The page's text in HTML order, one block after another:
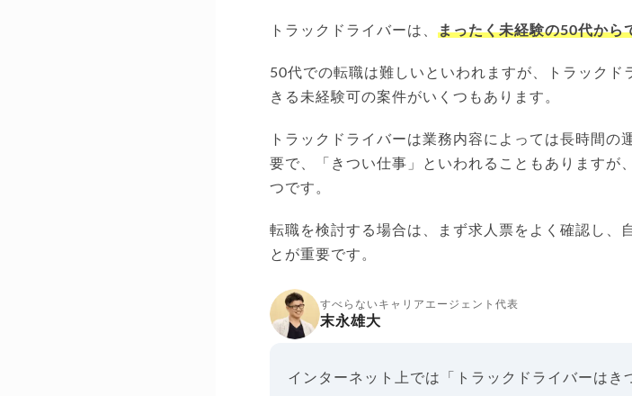
トラックドライバーは、まったく未経験の50代から
50代での転職は難しいといわれますが、トラック
きる未経験可の案件がいくつもあります。
トラックドライバーは業務内容によっては長時間
要で、「きつい仕事」といわれることもありますが
つです。
転職を検討する場合は、まず求人票をよく確認し、
とが重要です。
すべらないキャリアエージェント代表
末永雄大
インターネット上では「トラックドライバーはき